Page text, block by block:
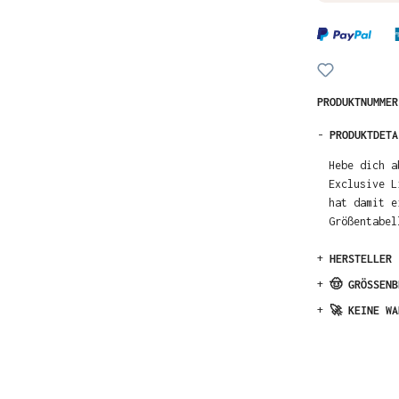
-
Hebe dich
Exclusive
hat damit
+ HERSTELLER
+ 🤠
+ 🚀 KEINE